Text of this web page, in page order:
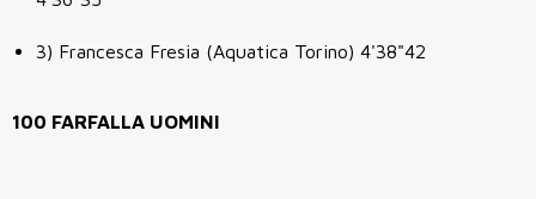
3) Francesca Fresia (Aquatica Torino) 4'38"42
100 FARFALLA UOMINI